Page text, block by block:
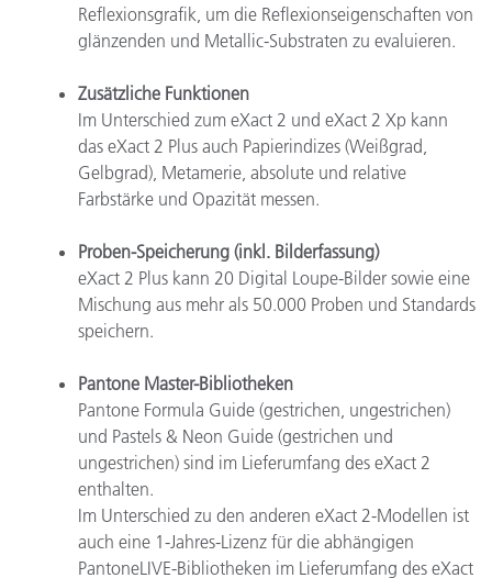
Reflexionsgrafik, um die Reflexionseigenschaften von
glänzenden und Metallic-Substraten zu evaluieren.
Zusätzliche Funktionen
Im Unterschied zum eXact 2 und eXact 2 Xp kann
das eXact 2 Plus auch Papierindizes (Weißgrad,
Gelbgrad), Metamerie, absolute und relative
Farbstärke und Opazität messen.
Proben-Speicherung (inkl. Bilderfassung)
eXact 2 Plus kann 20 Digital Loupe-Bilder sowie eine
Mischung aus mehr als 50.000 Proben und Standards
speichern.
Pantone Master-Bibliotheken
Pantone Formula Guide (gestrichen, ungestrichen)
und Pastels & Neon Guide (gestrichen und
ungestrichen) sind im Lieferumfang des eXact 2
enthalten.
Im Unterschied zu den anderen eXact 2-Modellen ist
auch eine 1-Jahres-Lizenz für die abhängigen
PantoneLIVE-Bibliotheken im Lieferumfang des eXact